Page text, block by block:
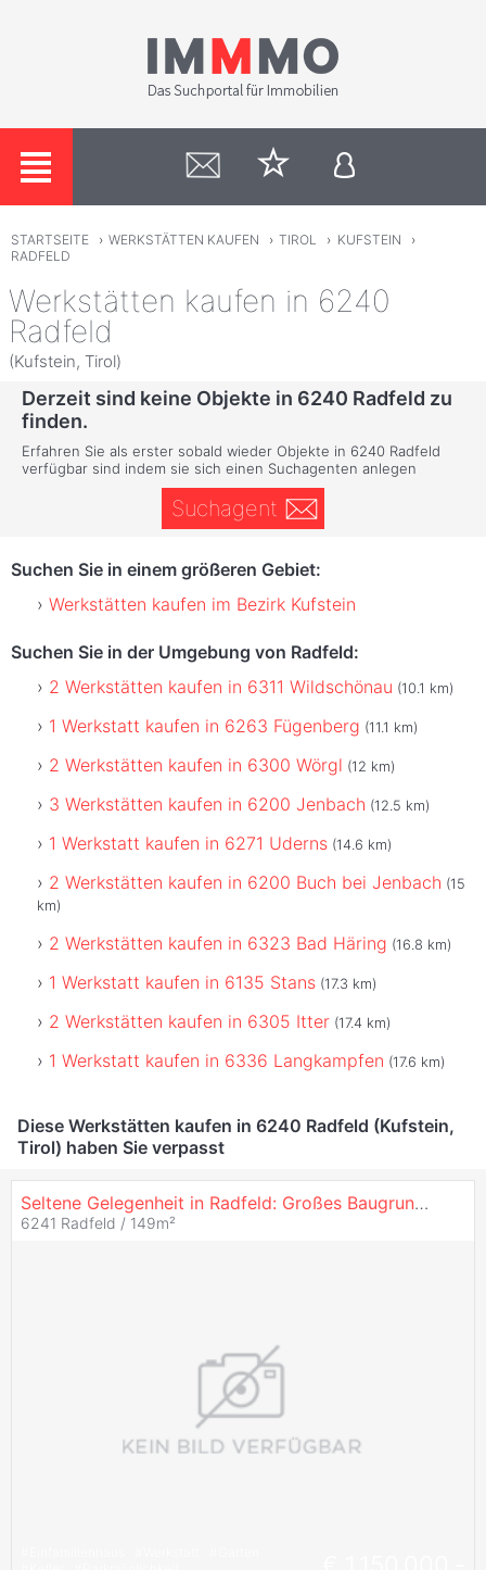
STARTSEITE › WERKSTÄTTEN KAUFEN › TIROL › KUFSTEIN
›
RADFELD
Werkstätten kaufen in 6240
Radfeld
(Kufstein, Tirol)
Derzeit sind keine Objekte in 6240 Radfeld zu
finden.
Erfahren Sie als erster sobald wieder Objekte in 6240 Radfeld
verfügbar sind indem sie sich einen Suchagenten anlegen
Suchagent
Suchen Sie in einem größeren Gebiet:
Werkstätten kaufen im Bezirk Kufstein
Suchen Sie in der Umgebung von Radfeld:
2 Werkstätten kaufen in 6311 Wildschönau (10.1 km)
1 Werkstatt kaufen in 6263 Fügenberg (11.1 km)
2 Werkstätten kaufen in 6300 Wörgl (12 km)
3 Werkstätten kaufen in 6200 Jenbach (12.5 km)
1 Werkstatt kaufen in 6271 Uderns (14.6 km)
2 Werkstätten kaufen in 6200 Buch bei Jenbach (15
km)
2 Werkstätten kaufen in 6323 Bad Häring (16.8 km)
1 Werkstatt kaufen in 6135 Stans (17.3 km)
2 Werkstätten kaufen in 6305 Itter (17.4 km)
1 Werkstatt kaufen in 6336 Langkampfen (17.6 km)
Diese Werkstätten kaufen in 6240 Radfeld (Kufstein,
Tirol) haben Sie verpasst
Seltene Gelegenheit in Radfeld: Großes Baugrundstück mit älterem Einfamilienhaus!
6241 Radfeld / 149m²